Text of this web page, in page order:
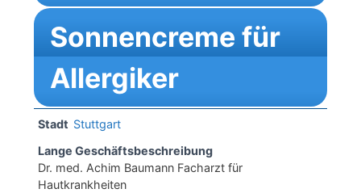
Sonnencreme für
Allergiker
Stadt Stuttgart
Lange Geschäftsbeschreibung
Dr. med. Achim Baumann Facharzt für
Hautkrankheiten